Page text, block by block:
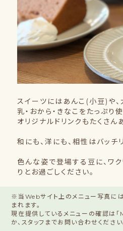
スイーツにはあんこ(小豆)や
乳・おから・きなこをたっぷり
オリジナルドリンクもたくさん
和にも、洋にも、相性はバッチリ
色んな姿で登場する豆に、ワ
りとお過ごしください。
※当Webサイト上のメニュー写真に
まれます。
現在提供しているメニューの確認は「
か、スタッフまでお問い合わせください